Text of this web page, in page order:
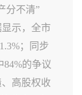
分不清”
示，全市
；同步
84%的争议
高股权收